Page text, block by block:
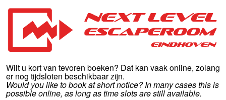
Wilt u kort van tevoren boeken? Dat kan vaak online, zolang
er nog tijdsloten beschikbaar zijn.
Would you like to book at short notice? In many cases this is
possible online, as long as time slots are still available.